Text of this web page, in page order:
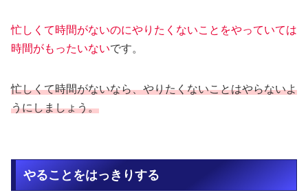
忙しくて時間がないのにやりたくないことをやっていては
時間がもったいないです。
忙しくて時間がないなら、やりたくないことはやらないよ
うにしましょう。
やることをはっきりする